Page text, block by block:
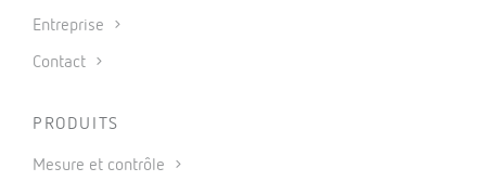
Entreprise
Contact
PRODUITS
Mesure et contrôle